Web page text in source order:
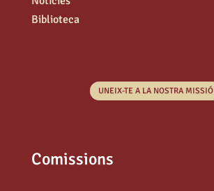
Biblioteca
UNEIX-TE A LA NOSTRA MISSIÓ
Comissions